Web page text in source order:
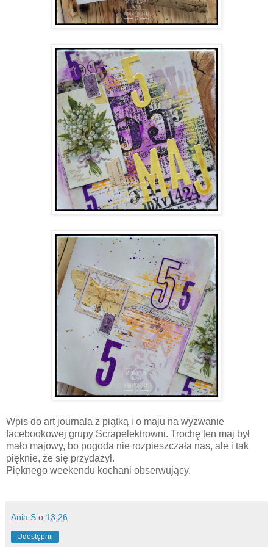
Wpis do art journala z piątką i o maju na wyzwanie
facebookowej grupy Scrapelektrowni. Trochę ten maj był
mało majowy, bo pogoda nie rozpieszczała nas, ale i tak
pięknie, że się przydażył.
Pięknego weekendu kochani obserwujący.
Ania S o 13:26
Udostępnij